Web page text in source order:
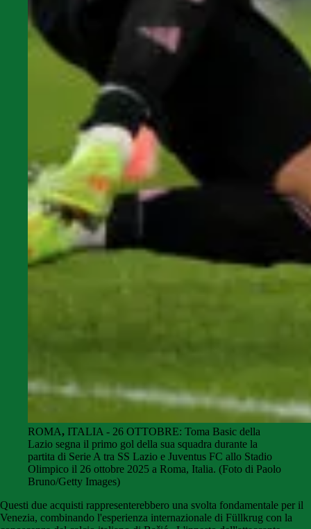
ROMA, ITALIA - 26 OTTOBRE: Toma Basic della
Lazio segna il primo gol della sua squadra durante la
partita di Serie A tra SS Lazio e Juventus FC allo Stadio
Olimpico il 26 ottobre 2025 a Roma, Italia. (Foto di Paolo
Bruno/Getty Images)
Questi due acquisti rappresenterebbero una svolta fondamentale per il
Venezia, combinando l'esperienza internazionale di Füllkrug con la